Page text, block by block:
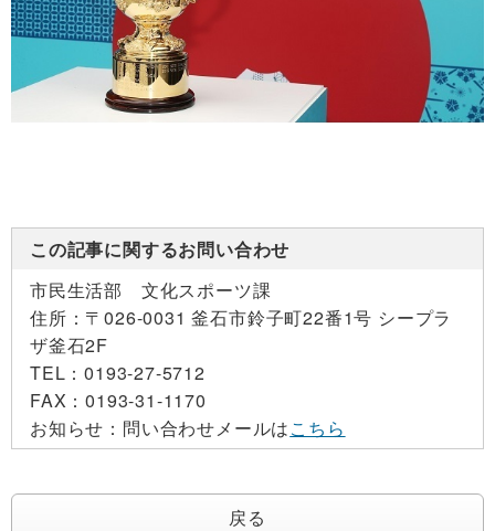
この記事に関するお問い合わせ
市民生活部 文化スポーツ課
住所： 〒026-0031 釜石市鈴子町22番1号 シープラ
ザ釜石2F
TEL：0193-27-5712
FAX：0193-31-1170
お知らせ： 問い合わせメールはこちら
戻る